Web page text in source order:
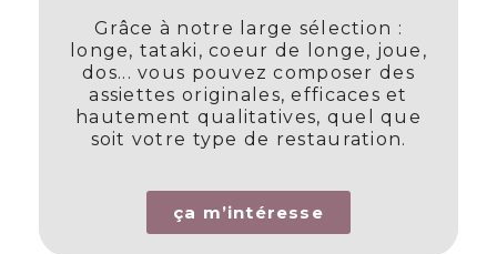
Grâce à notre large sélection :
longe, tataki, coeur de longe, joue,
dos... vous pouvez composer des
assiettes originales, efficaces et
hautement qualitatives, quel que
soit votre type de restauration.
ça m’intéresse